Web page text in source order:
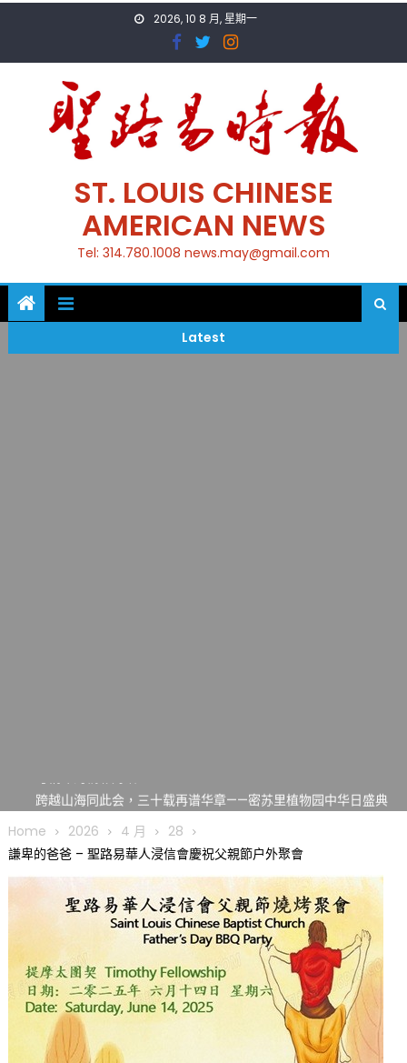
2026, 10 8 月, 星期一
ST. LOUIS CHINESE
AMERICAN NEWS
Tel: 314.780.1008 news.may@gmail.com
Latest
跨越山海同此会，三十载再谱华章——密苏里植物园中华日盛典
圆满举行
圣路易龙舟俱乐部5月16日龙舟体验日 邀请各界亲身体验划行乐
趣 + 水上竞速魅力
三十二载跨越时空的相逢
执掌密苏里植物园近四十年 致力推动全球植物多样性研究与中美
合作 Peter Raven 博士逝世 享年89岁
一晃三十年，初夏又相逢。中华日，等你来赴约 —— 密苏里植物
园“中华日三十周年特别报道（五）
筝声与琴韵交汇：刘励(Li Statler)与钢琴家Darek演绎一场古筝
与钢琴的精彩对话
Home 2026 4 月
28
謙卑的爸爸 – 聖路易華人浸信會慶祝父親節户外聚會